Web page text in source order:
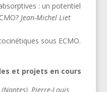
: un potentiel
Jean-Michel Liet
sous ECMO.
et projets en cours
Pierre-Louis